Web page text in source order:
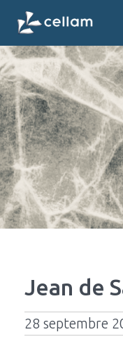
CELLAM
Centre
Jean de
28 septembre